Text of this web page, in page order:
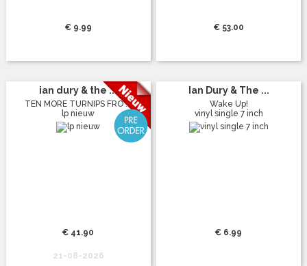
€ 9.99 € 53.00
ian dury & the ...
TEN MORE TURNIPS FRO ...
lp nieuw
€ 41.90
21-08-2026
Ian Dury & The ...
Wake Up!
vinyl single 7 inch
€ 6.99